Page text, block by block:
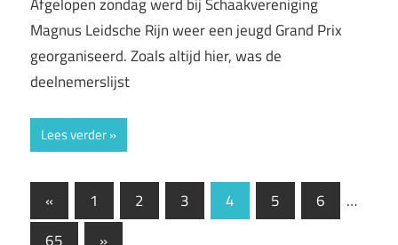
Afgelopen zondag werd bij Schaakvereniging
Magnus Leidsche Rijn weer een jeugd Grand Prix
georganiseerd. Zoals altijd hier, was de
deelnemerslijst
Lees verder
Berichten
paginering
« Vorige
berichten
1 2 3 4 5 6
…
Volgende